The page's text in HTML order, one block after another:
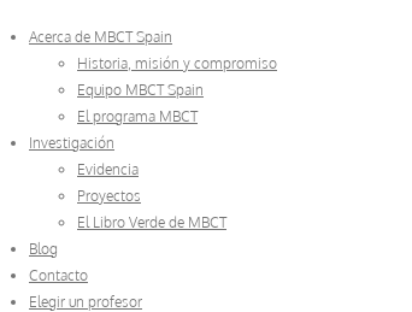
Acerca de MBCT Spain
Historia, misión y compromiso
Equipo MBCT Spain
El programa MBCT
Investigación
Evidencia
Proyectos
El Libro Verde de MBCT
Blog
Contacto
Elegir un profesor